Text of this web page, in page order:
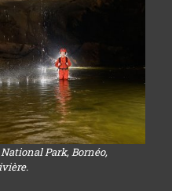
Park, Bornéo,